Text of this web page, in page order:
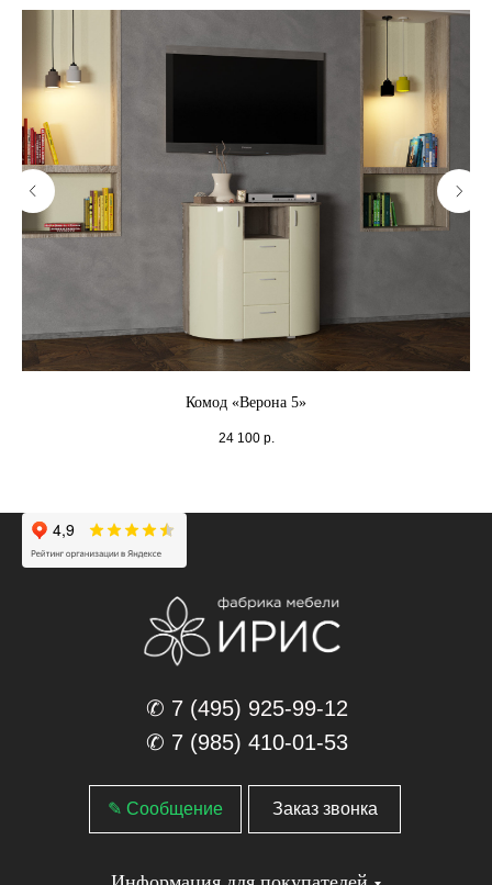
Комод «Верона 5»
24 100 р.
✆ 7 (495) 925-99-12
✆ 7 (985) 410-01-53
✎ Сообщение Заказ звонка